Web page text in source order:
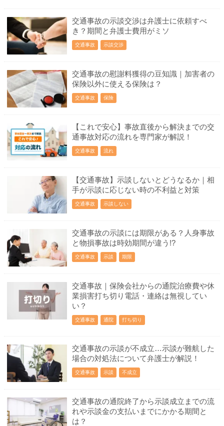
交通事故の示談交渉は弁護士に依頼すべ
き？期間と弁護士費用がミソ
交通事故 示談交渉
交通事故の慰謝料獲得の豆知識｜加害者の
保険以外に使える保険は？
交通事故 保険
【これで安心】事故直後から解決までの交
通事故対応の流れを専門家が解説！
交通事故 流れ
【交通事故】示談しないとどうなるか｜相
手が示談に応じない時の不利益と対策
交通事故 示談しない
交通事故の示談には期限がある？人身事故
と物損事故は時効期間が違う!?
交通事故 示談 期限
交通事故｜保険会社からの通院治療費や休
業損害打ち切り電話・連絡は無視してい
い？
交通事故 通院 打ち切り
交通事故の示談が不成立…示談が難航した
場合の対処法について弁護士が解説！
交通事故 示談 不成立
交通事故の通院終了から示談成立までの流
れや示談金の支払いまでにかかる期間と
は？